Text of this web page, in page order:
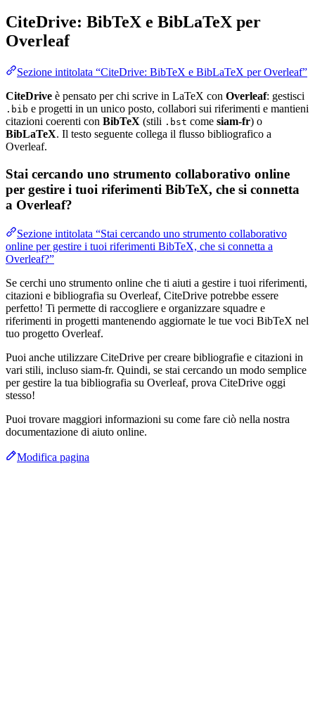
CiteDrive: BibTeX e BibLaTeX per
Overleaf
Sezione intitolata “CiteDrive: BibTeX e BibLaTeX per Overleaf”
CiteDrive è pensato per chi scrive in LaTeX con Overleaf: gestisci
.bib e progetti in un unico posto, collabori sui riferimenti e mantieni
citazioni coerenti con BibTeX (stili .bst come siam-fr) o
BibLaTeX. Il testo seguente collega il flusso bibliografico a
Overleaf.
Stai cercando uno strumento collaborativo online
per gestire i tuoi riferimenti BibTeX, che si connetta
a Overleaf?
Sezione intitolata “Stai cercando uno strumento collaborativo
online per gestire i tuoi riferimenti BibTeX, che si connetta a
Overleaf?”
Se cerchi uno strumento online che ti aiuti a gestire i tuoi riferimenti,
citazioni e bibliografia su Overleaf, CiteDrive potrebbe essere
perfetto! Ti permette di raccogliere e organizzare squadre e
riferimenti in progetti mantenendo aggiornate le tue voci BibTeX nel
tuo progetto Overleaf.
Puoi anche utilizzare CiteDrive per creare bibliografie e citazioni in
vari stili, incluso siam-fr. Quindi, se stai cercando un modo semplice
per gestire la tua bibliografia su Overleaf, prova CiteDrive oggi
stesso!
Puoi trovare maggiori informazioni su come fare ciò nella nostra
documentazione di aiuto online.
Modifica pagina